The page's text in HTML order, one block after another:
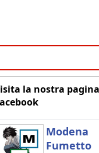
la nostra pagina
Modena
Fumetto